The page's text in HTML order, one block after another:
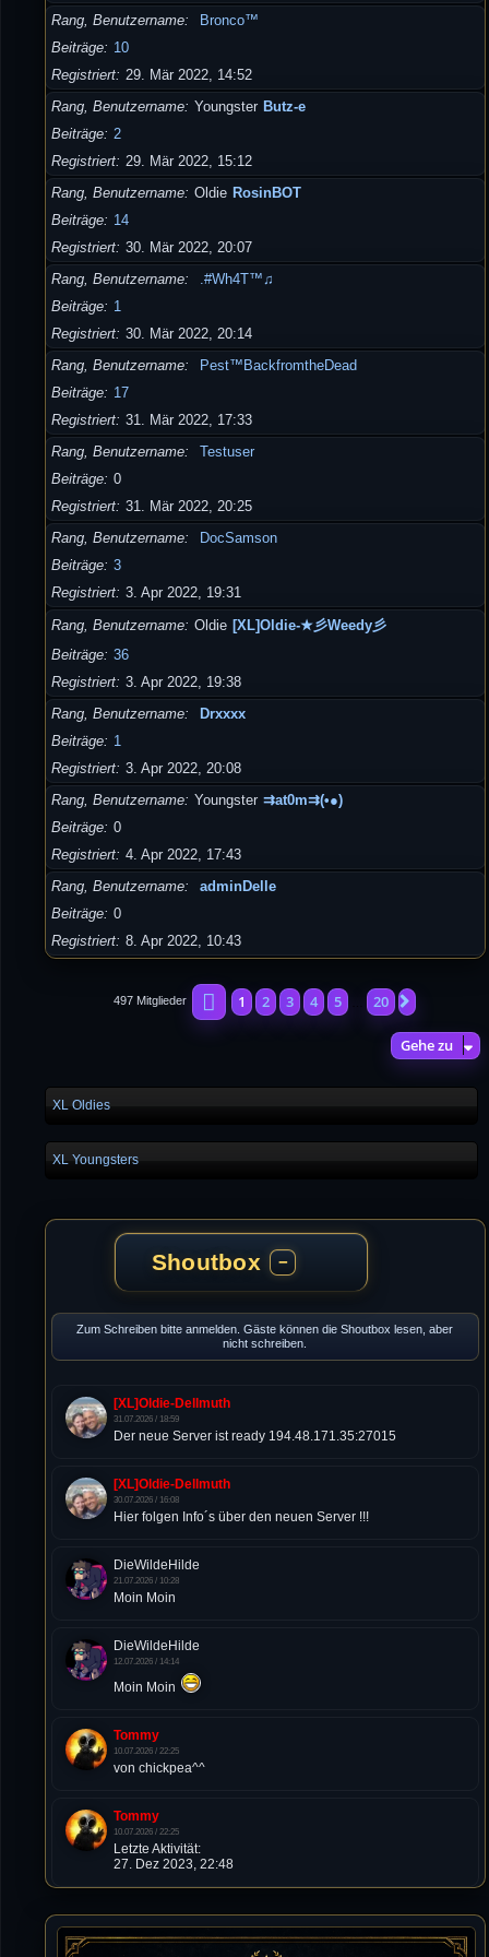
Rang, Benutzername
Bronco™
Beiträge
10
Registriert 29. Mär 2022, 14:52
Rang, Benutzername Youngster Butz-e
Beiträge 2
Registriert 29. Mär 2022, 15:12
Rang, Benutzername Oldie RosinBOT
Beiträge
14
Registriert 30. Mär 2022, 20:07
Rang, Benutzername
.#Wh4T™♫
Beiträge
1
Registriert 30. Mär 2022, 20:14
Rang, Benutzername
Pest™BackfromtheDead
Beiträge
17
Registriert 31. Mär 2022, 17:33
Rang, Benutzername
Testuser
Beiträge 0
Registriert 31. Mär 2022, 20:25
Rang, Benutzername
DocSamson
Beiträge 3
Registriert 3. Apr 2022, 19:31
Rang, Benutzername Oldie [XL]Oldie-★彡Weedy彡
Beiträge 36
Registriert 3. Apr 2022, 19:38
Rang, Benutzername
Drxxxx
Beiträge
1
Registriert 3. Apr 2022, 20:08
Rang, Benutzername Youngster ⇉at0m⇉(•●)
Beiträge 0
Registriert 4. Apr 2022, 17:43
Rang, Benutzername
adminDelle
Beiträge 0
Registriert 8. Apr 2022, 10:43
497 Mitglieder Seite1von20
1 2 3 4 5 20
Gehe zu
XL Oldies
XL Youngsters
Shoutbox −
Zum Schreiben bitte anmelden. Gäste können die Shoutbox lesen, aber
nicht schreiben.
[XL]Oldie-Dellmuth
31.07.2026 / 18:59
Der neue Server ist ready 194.48.171.35:27015
[XL]Oldie-Dellmuth
30.07.2026 / 16:08
Hier folgen Info´s über den neuen Server !!!
DieWildeHilde
21.07.2026 / 10:28
Moin Moin
DieWildeHilde
12.07.2026 / 14:14
Moin Moin
Tommy
10.07.2026 / 22:25
von chickpea^^
Tommy
10.07.2026 / 22:25
Letzte Aktivität:
27. Dez 2023, 22:48
DieWildeHilde
10.07.2026 / 12:48
Happy Birthday Chickpea